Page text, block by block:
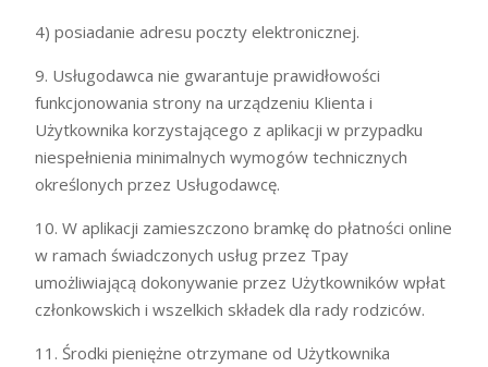
4) posiadanie adresu poczty elektronicznej.
9. Usługodawca nie gwarantuje prawidłowości
funkcjonowania strony na urządzeniu Klienta i
Użytkownika korzystającego z aplikacji w przypadku
niespełnienia minimalnych wymogów technicznych
określonych przez Usługodawcę.
10. W aplikacji zamieszczono bramkę do płatności online
w ramach świadczonych usług przez Tpay
umożliwiającą dokonywanie przez Użytkowników wpłat
członkowskich i wszelkich składek dla rady rodziców.
11. Środki pieniężne otrzymane od Użytkownika